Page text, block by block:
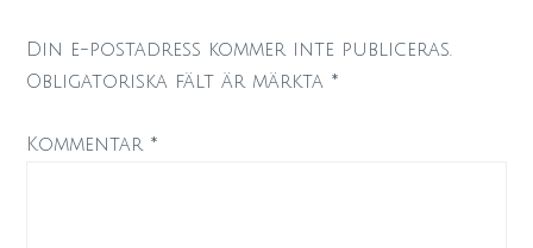
Din e-postadress kommer inte publiceras.
Obligatoriska fält är märkta *
Kommentar *